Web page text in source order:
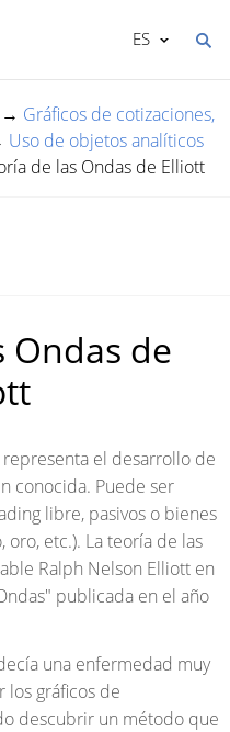
ES
→ Gráficos de cotizaciones,
Uso de objetos analíticos
de las Ondas de Elliott
Ondas de
el desarrollo de
conocida. Puede ser
libre, pasivos o bienes
oro, etc.). La teoría de las
Ralph Nelson Elliott en
publicada en el año
una enfermedad muy
los gráficos de
descubrir un método que